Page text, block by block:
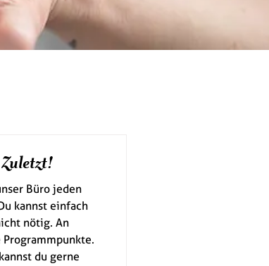
Büro jeden
kannst einfach
nötig. An
du gerne